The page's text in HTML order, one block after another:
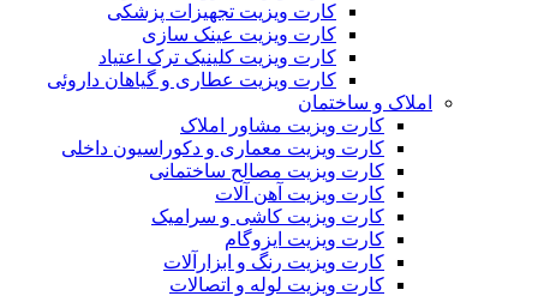
کارت ویزیت تجهیزات پزشکی
کارت ویزیت عینک سازی
کارت ویزیت کلینیک ترک اعتیاد
کارت ویزیت عطاری و گیاهان داروئی
املاک و ساختمان
کارت ویزیت مشاور املاک
کارت ویزیت معماری و دکوراسیون داخلی
کارت ویزیت مصالح ساختمانی
کارت ویزیت آهن آلات
کارت ویزیت کاشی و سرامیک
کارت ویزیت ایزوگام
کارت ویزیت رنگ و ابزارآلات
کارت ویزیت لوله و اتصالات